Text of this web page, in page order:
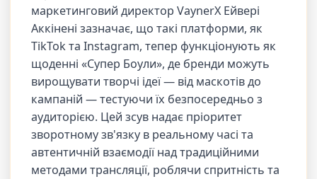
маркетинговий директор VaynerX Ейвері
Аккінені зазначає, що такі платформи, як
TikTok та Instagram, тепер функціонують як
щоденні «Супер Боули», де бренди можуть
вирощувати творчі ідеї — від маскотів до
кампаній — тестуючи їх безпосередньо з
аудиторією. Цей зсув надає пріоритет
зворотному зв'язку в реальному часі та
автентичній взаємодії над традиційними
методами трансляції, роблячи спритність та